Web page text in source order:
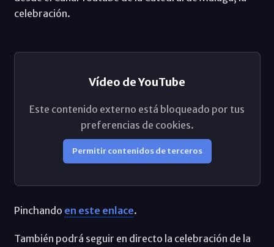
celebración.
Vídeo de YouTube
Este contenido externo está bloqueado por tus
preferencias de cookies.
Permitir contenidos de terceros
Pinchando en este enlace.
También podrá seguir en directo la celebración de la